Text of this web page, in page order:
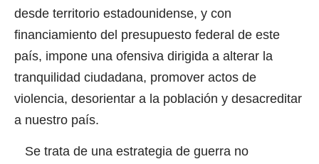
desde territorio estadounidense, y con
financiamiento del presupuesto federal de este
país, impone una ofensiva dirigida a alterar la
tranquilidad ciudadana, promover actos de
violencia, desorientar a la población y desacreditar
a nuestro país.
Se trata de una estrategia de guerra no